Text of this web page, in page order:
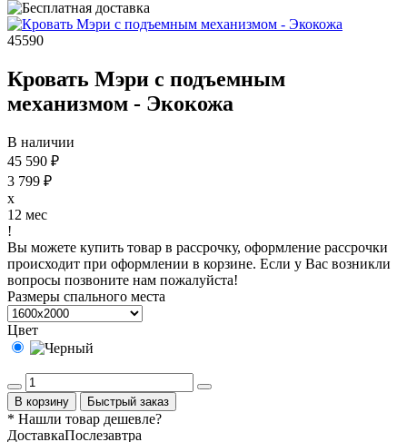
45590
Кровать Мэри с подъемным
механизмом - Экокожа
В наличии
45 590 ₽
3 799 ₽
x
12 мес
!
Вы можете купить товар в рассрочку, оформление рассрочки
происходит при оформлении в корзине. Если у Вас возникли
вопросы позвоните нам пожалуйста!
Размеры спального места
Цвет
В корзину Быстрый заказ
* Нашли товар дешевле?
ДоставкаПослезавтра